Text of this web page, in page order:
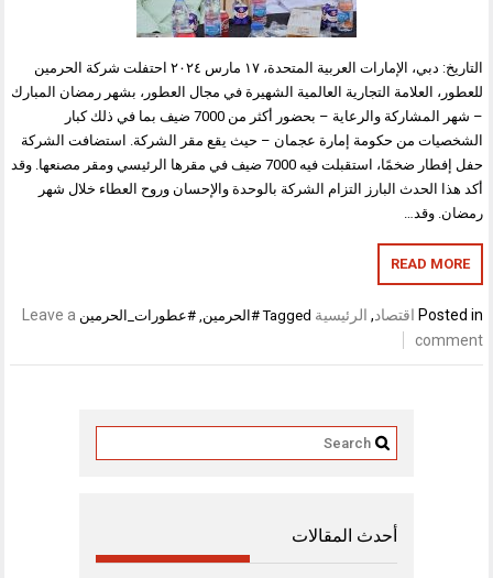
التاريخ: دبي، الإمارات العربية المتحدة، ١٧ مارس ٢٠٢٤ احتفلت شركة الحرمين
للعطور، العلامة التجارية العالمية الشهيرة في مجال العطور، بشهر رمضان المبارك
– شهر المشاركة والرعاية – بحضور أكثر من 7000 ضيف بما في ذلك كبار
الشخصيات من حكومة إمارة عجمان – حيث يقع مقر الشركة. استضافت الشركة
حفل إفطار ضخمًا، استقبلت فيه 7000 ضيف في مقرها الرئيسي ومقر مصنعها. وقد
أكد هذا الحدث البارز التزام الشركة بالوحدة والإحسان وروح العطاء خلال شهر
رمضان. وقد…
READ MORE
Posted in اقتصاد, الرئيسية Tagged #الحرمين,#عطورات_الحرمين Leave a
comment
أحدث المقالات